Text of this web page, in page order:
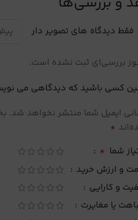
فقط دیدگاه های تصویر دار
بررسی‌ای ثبت نشده است.
کسی باشید که دیدگاهی می نویسد
ایمیل شما منتشر نخواهد شد.
*
شما *
و ارزش خرید
و کارایی
یا مغایرت